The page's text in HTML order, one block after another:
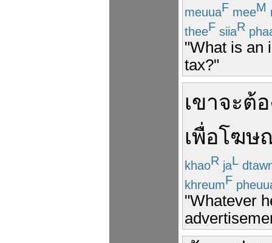
meuuaF meeM
theeF siiaR
"What is an
tax?"
เขาจะต้
เพื่อโฆษ
khaoR jaL
khreumF
"Whatever